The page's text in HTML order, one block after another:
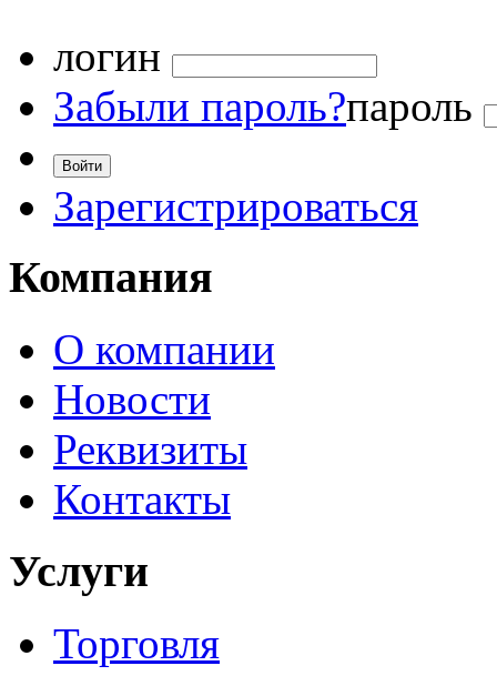
логин
Забыли пароль?пароль
Зарегистрироваться
Компания
О компании
Новости
Реквизиты
Контакты
Услуги
Торговля